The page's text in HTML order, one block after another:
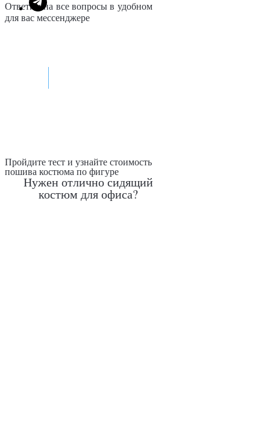
Ответим на все вопросы в удобном
для вас мессенджере
Пройдите тест и узнайте стоимость
пошива костюма по фигуре
Нужен отлично сидящий
костюм для офиса?